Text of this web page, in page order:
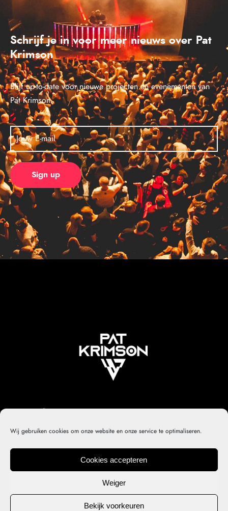
Wij gebruiken cookies om onze website en onze service te optimaliseren.
Cookies accepteren
Weiger
Bekijk voorkeuren
Schrijf je in voor meer nieuws over Pat
Krimson
Blijf up-to-date voor nieuwe projecten en evenementen van
Pat Krimson.
Privacy policy Contact Cookiebeleid (EU)
© 2022 PK – Developed by